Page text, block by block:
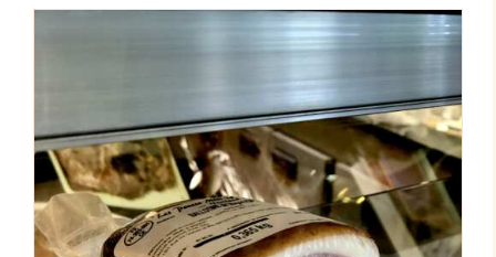
AJOUTER AU PANIER
/
DÉTAILS